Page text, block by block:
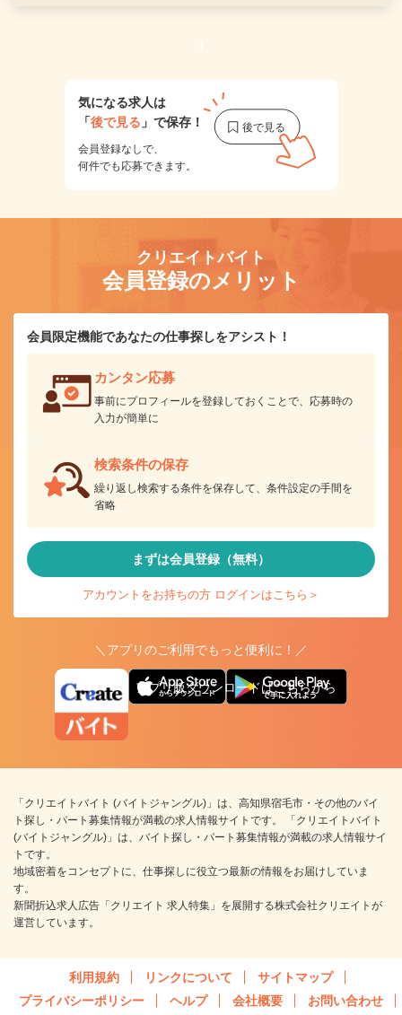
1
気になる求人は
「後で見る 」で保存！
会員登録なしで、
何件でも応募できます。
クリエイトバイト
会員登録のメリット
会員限定機能であなたの仕事探しをアシスト！
カンタン応募
事前にプロフィールを登録しておくことで、応募時の
入力が簡単に
検索条件の保存
繰り返し検索する条件を保存して、条件設定の手間を
省略
まずは会員登録（無料）
アカウントをお持ちの方 ログインはこちら＞
＼アプリのご利用でもっと便利に！／
アプリ版ダウンロードはこちらから
「クリエイトバイト (バイトジャングル)」は、高知県宿毛市・その他のバイ
ト探し・パート募集情報が満載の求人情報サイトです。 「クリエイトバイト
(バイトジャングル)」は、バイト探し・パート募集情報が満載の求人情報サイ
トです。
地域密着をコンセプトに、仕事探しに役立つ最新の情報をお届けしていま
す。
新聞折込求人広告「クリエイト 求人特集」を展開する株式会社クリエイトが
運営しています。
利用規約 リンクについて
サイトマップ
プライバシーポリシー
ヘルプ 会社概要 お問い合わせ